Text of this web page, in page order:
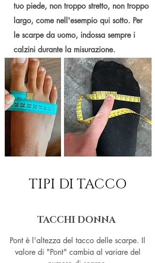
tuo piede, non troppo stretto, non troppo
largo, come nell'esempio qui sotto. Per
le scarpe da uomo, indossa sempre i
calzini durante la misurazione.
TIPI DI TACCO
TACCHI DONNA
Pont è l'altezza del tacco delle scarpe. Il
valore di "Pont" cambia al variare del